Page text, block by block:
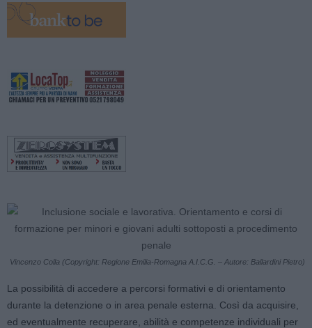
Vincenzo Colla (Copyright: Regione Emilia-Romagna A.I.C.G. – Autore: Ballardini Pietro)
La possibilità di accedere a percorsi formativi e di orientamento
durante la detenzione o in area penale esterna. Così da acquisire,
ed eventualmente recuperare, abilità e competenze individuali per